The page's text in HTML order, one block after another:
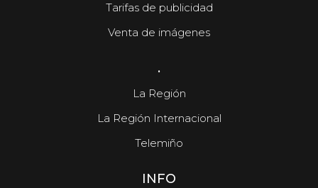
Tarifas de publicidad
Venta de imágenes
.
La Región
La Región Internacional
Telemiño
INFO